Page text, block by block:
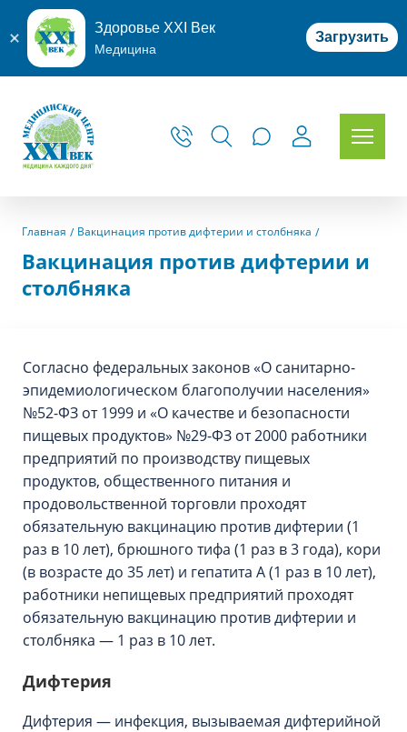
Здоровье XXI Век
Медицина
Загрузить
Главная Вакцинация против дифтерии и столбняка
Вакцинация против дифтерии и
столбняка
Согласно федеральных законов «О санитарно-
эпидемиологическом благополучии населения»
№52-ФЗ от 1999 и «О качестве и безопасности
пищевых продуктов» №29-ФЗ от 2000 работники
предприятий по производству пищевых
продуктов, общественного питания и
продовольственной торговли проходят
обязательную вакцинацию против дифтерии (1
раз в 10 лет), брюшного тифа (1 раз в 3 года), кори
(в возрасте до 35 лет) и гепатита А (1 раз в 10 лет),
работники непищевых предприятий проходят
обязательную вакцинацию против дифтерии и
столбняка — 1 раз в 10 лет.
Дифтерия
Дифтерия — инфекция, вызываемая дифтерийной